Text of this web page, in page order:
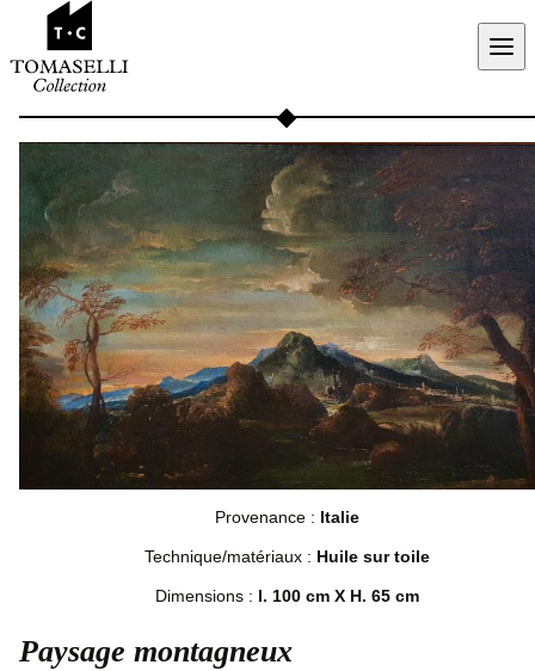
Aller au contenu
Provenance : Italie
Technique/matériaux : Huile sur toile
Dimensions : l. 100 cm X H. 65 cm
Paysage montagneux